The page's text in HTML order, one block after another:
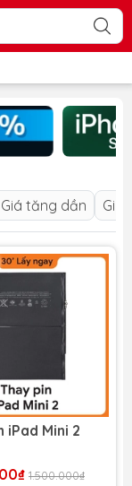
Giá tăng dần Giá
iPad Mini 2
1.500.000₫